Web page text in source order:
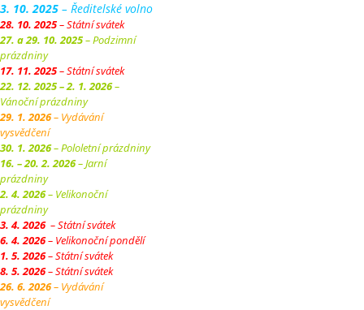
3. 10. 2025 – Ředitelské volno
28. 10. 2025– Státní svátek
27. a 29. 10. 2025– Podzimní
prázdniny
17. 11. 2025– Státní svátek
22. 12. 2025 – 2. 1. 2026–
Vánoční prázdniny
29. 1. 2026– Vydávání
vysvědčení
30. 1. 2026– Pololetní prázdniny
16. – 20. 2. 2026– Jarní
prázdniny
2. 4. 2026– Velikonoční
prázdniny
3. 4. 2026– Státní svátek
6. 4. 2026– Velikonoční pondělí
1. 5. 2026– Státní svátek
8. 5. 2026– Státní svátek
26. 6. 2026– Vydávání
vysvědčení